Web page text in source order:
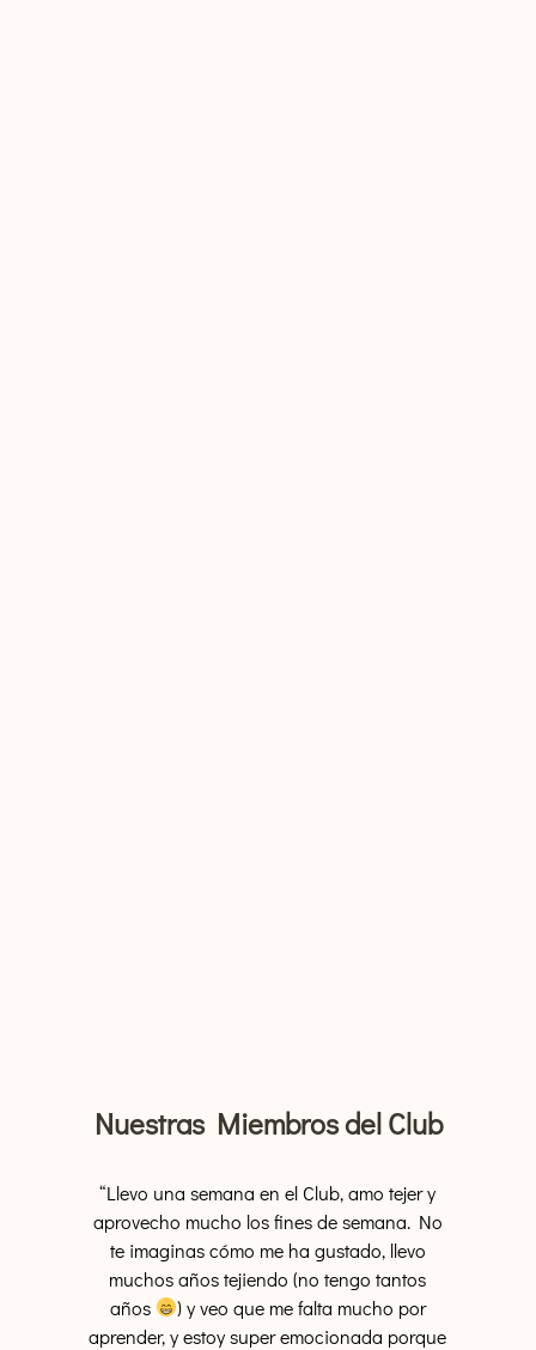
Nuestras Miembros del Club
“Llevo una semana en el Club, amo tejer y
aprovecho mucho los fines de semana. No
te imaginas cómo me ha gustado, llevo
muchos años tejiendo (no tengo tantos
) y veo que me falta mucho por
aprender, y estoy super emocionada porque
“Amo los
contando tu día
suceden. Así
lo personal y que
profesional,